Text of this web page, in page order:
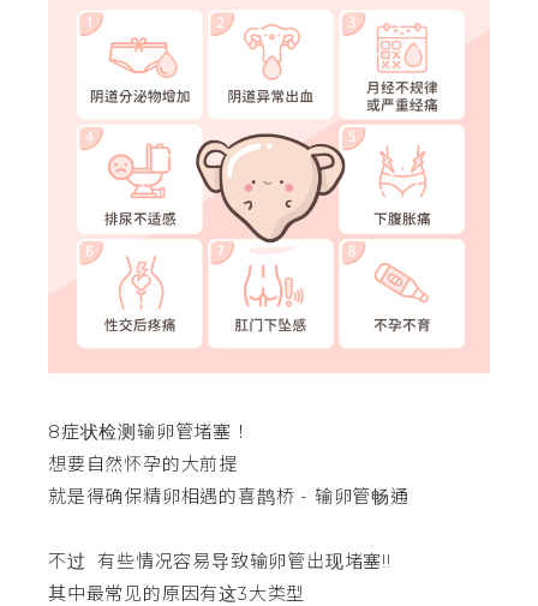
8症状检测输卵管堵塞！
想要自然怀孕的大前提
就是得确保精卵相遇的喜鹊桥 - 输卵管畅通
不过 有些情况容易导致输卵管出现堵塞!!
其中最常见的原因有这3大类型